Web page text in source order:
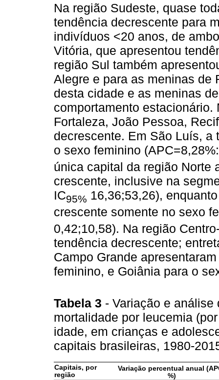
Na região Sudeste, quase
tendência decrescente para
indivíduos <20 anos, de
Vitória, que apresentou
região Sul também
Alegre e para as meninas de
desta cidade e as meninas
comportamento
Fortaleza, João Pessoa,
decrescente. Em São Luís, a
o sexo feminino
única capital da região Norte
crescente, inclusive na
IC95% 16,36;53,26),
crescente somente no sexo
0,42;10,58). Na região
tendência decrescente;
Campo Grande
feminino, e Goiânia para o
Tabela 3 - Variação e
mortalidade por leucemia
idade, em crianças e
capitais brasileiras, 1980-
Capitais, por
região
Variação percentual anual
%)